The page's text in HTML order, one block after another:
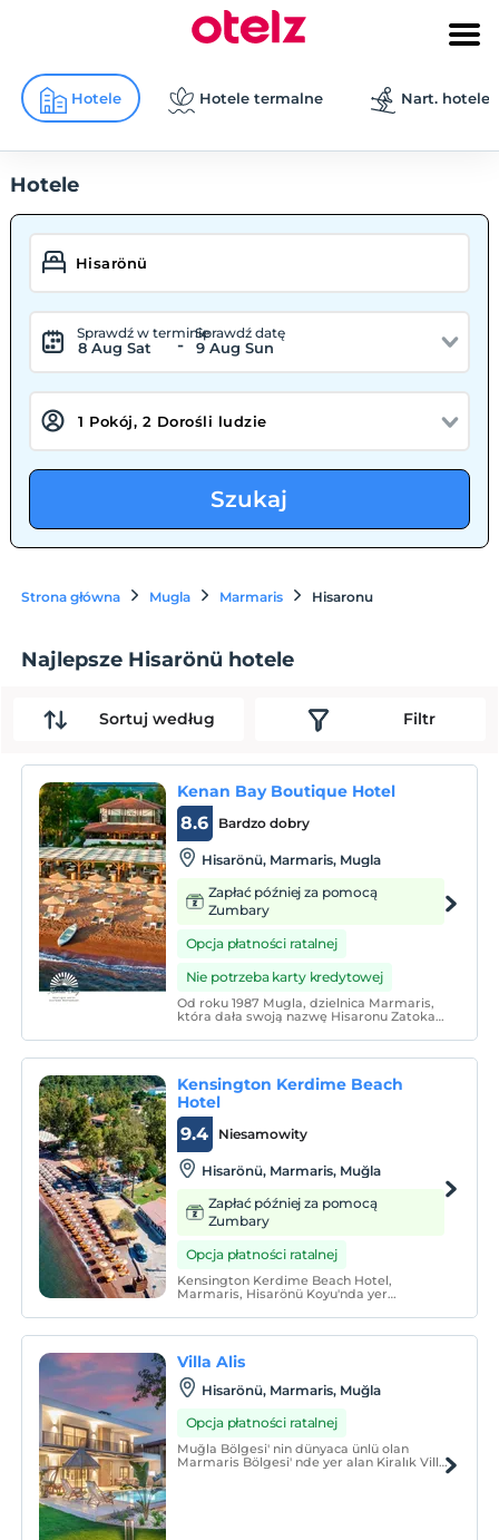
Hotele Hotele termalne Nart. hotele
Hotele
Sprawdź w terminie
8 Aug Sat -
Sprawdź datę
9 Aug Sun
Szukaj
Strona główna Mugla Marmaris Hisaronu
Najlepsze Hisarönü hotele
Sortuj według Filtr
Kenan Bay Boutique Hotel
Bardzo dobry
8.6
Hisarönü, Marmaris, Mugla
Zapłać później za pomocą
Zumbary
Opcja płatności ratalnej
Nie potrzeba karty kredytowej
Od roku 1987 Mugla, dzielnica Marmaris,
która dała swoją nazwę Hisaronu Zatoka
największą miejscowością w rejonie Turcja
Village, świadczymy usługi noclegowe i
łącznie 26 pokoi.
Kensington Kerdime Beach
Hotel
Niesamowity
9.4
Hisarönü, Marmaris, Muğla
Zapłać później za pomocą
Zumbary
Opcja płatności ratalnej
Kensington Kerdime Beach Hotel,
Marmaris, Hisarönü Koyu'nda yer
ve şezlonglardan ücretsiz
yararlanmaktadır. Sabah 08:00 - 23:00
Restaurantımız, misafirlerimize hizmet
vermektedir.
Villa Alis
Hisarönü, Marmaris, Muğla
Opcja płatności ratalnej
Muğla Bölgesi' nin dünyaca ünlü olan
Marmaris Bölgesi' nde yer alan Kiralık Villa